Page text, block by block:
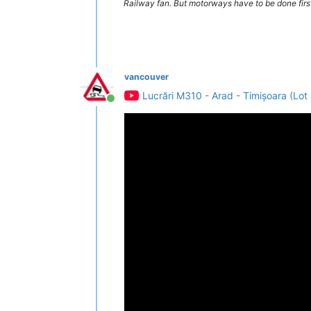
Railway fan. But motorways have to be done
Conectat
vancouver
Lucrări M310 - Arad - Timișoara